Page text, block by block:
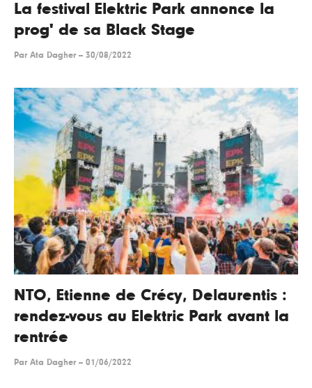
La festival Elektric Park annonce la
prog' de sa Black Stage
Par Ata Dagher -- 30/08/2022
NTO, Etienne de Crécy, Delaurentis :
rendez-vous au Elektric Park avant la
rentrée
Par Ata Dagher -- 01/06/2022